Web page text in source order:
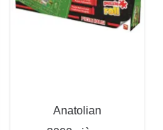
Anatolian